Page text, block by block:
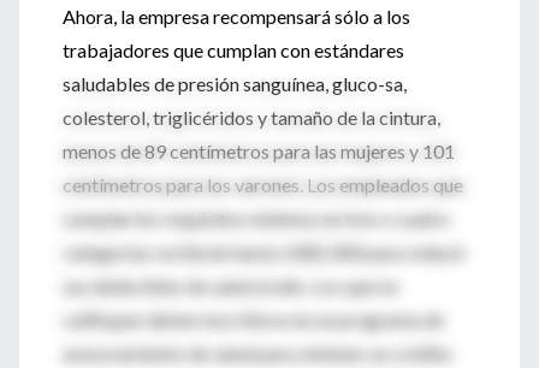
Ahora, la empresa recompensará sólo a los
trabajadores que cumplan con estándares
saludables de presión sanguínea, gluco-sa,
colesterol, triglicéridos y tamaño de la cintura,
menos de 89 centímetros para las mujeres y 101
centímetros para los varones. Los empleados que
cumplan los requisitos mínimos en tres o cuatro
categorías recibirán hasta US$1.000 para reducir
sus deducibles de salud al año. Los que no
califiquen deben inscribirse en un programa de
asesoramiento de salud para obtener un crédito